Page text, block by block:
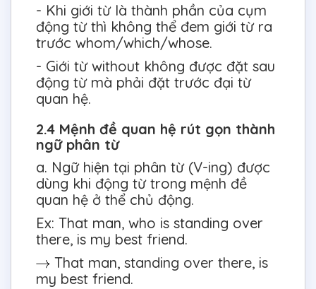
- Khi giới từ là thành phần của cụm
động từ thì không thể đem giới từ ra
trước whom/which/whose.
- Giới từ without không được đặt sau
động từ mà phải đặt trước đại từ
quan hệ.
2.4 Mệnh đề quan hệ rút gọn thành
ngữ phân từ
a. Ngữ hiện tại phân từ (V-ing) được
dùng khi động từ trong mệnh đề
quan hệ ở thể chủ động.
Ex: That man, who is standing over
there, is my best friend.
That man, standing over there, is
my best friend.